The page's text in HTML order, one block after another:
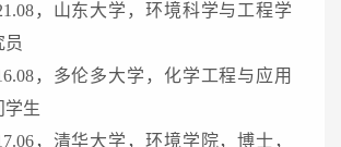
，山东大学，环境科学与工程学
员
，多伦多大学，化学工程与应用
学生
，清华大学，环境学院，博士，